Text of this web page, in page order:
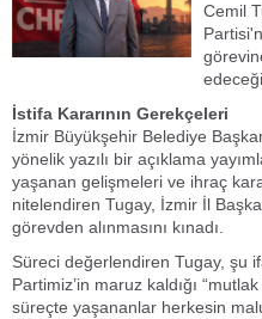
Cemil
İstifa Kararının Gerekçeleri
İzmir Büyükşehir Belediye
yönelik yazılı bir açıklama
yaşanan gelişmeleri ve ihraç
nitelendiren Tugay, İzmir İl
görevden alınmasını kınadı.
Süreci değerlendiren Tugay, şu
Partimiz’in maruz kaldığı
süreçte yaşananlar herkesin